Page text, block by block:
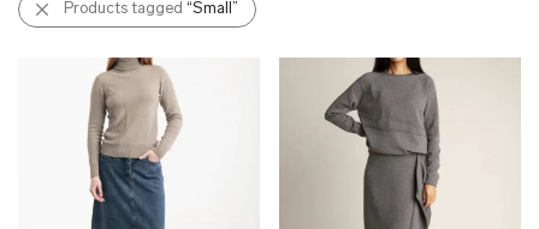
✖ KODU
✖ AKSESSUAARID
✖ KINGITUSED
✖ ONLY @ EDH
Products tagged “Small”